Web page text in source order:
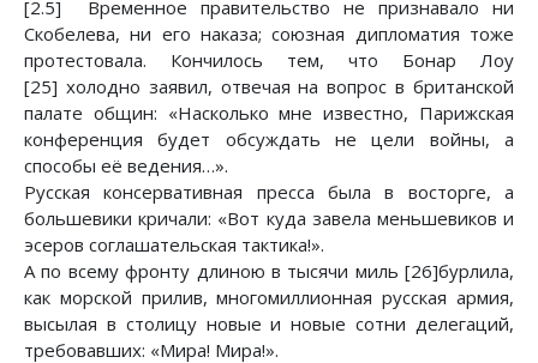
[2.5] Временное правительство не признавало ни
Скобелева, ни его наказа; союзная дипломатия тоже
протестовала. Кончилось тем, что Бонар Лоу
[25] холодно заявил, отвечая на вопрос в британской
палате общин: «Насколько мне известно, Парижская
конференция будет обсуждать не цели войны, а
способы её ведения…».
Русская консервативная пресса была в восторге, а
большевики кричали: «Вот куда завела меньшевиков и
эсеров соглашательская тактика!».
А по всему фронту длиною в тысячи миль [26]бурлила,
как морской прилив, многомиллионная русская армия,
высылая в столицу новые и новые сотни делегаций,
требовавших: «Мира! Мира!».